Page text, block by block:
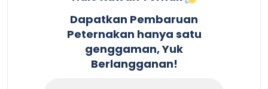
Dapatkan Pembaruan
Peternakan hanya satu
genggaman, Yuk
Berlangganan!